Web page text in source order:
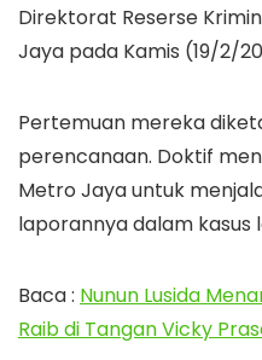
Direktorat Reserse
Jaya pada Kamis (19/2/
Pertemuan mereka
perencanaan. Doktif
Metro Jaya untuk
laporannya dalam kasus
Baca : Nunun Lusida
Raib di Tangan Vicky